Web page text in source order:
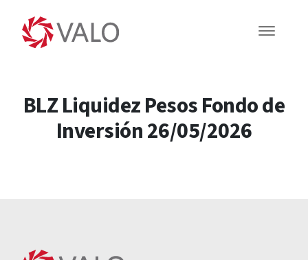
BLZ Liquidez Pesos Fondo de
Inversión 26/05/2026